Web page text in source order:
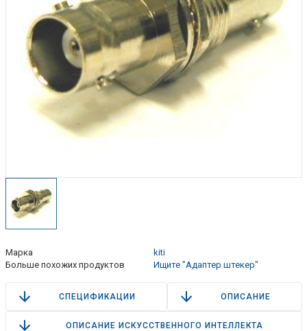
Марка
kiti
Больше похожих продуктов
Ищите "Адаптер штекер"
СПЕЦИФИКАЦИИ ОПИСАНИЕ
ОПИСАНИЕ ИСКУССТВЕННОГО ИНТЕЛЛЕКТА